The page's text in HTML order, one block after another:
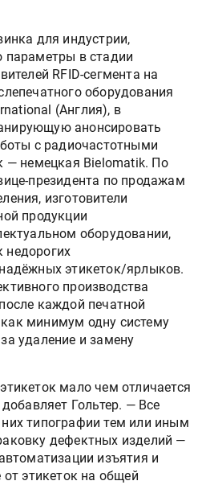
для индустрии,
параметры в стадии
RFID-сегмента на
оборудования
(Англия), в
анонсировать
с радиочастотными
— немецкая Bielomatik. По
президента по продажам
изготовители
продукции
оборудовании,
этикеток/ярлыков.
производства
каждой печатной
минимум одну систему
удаление и замену
мало чем отличается
Гольтер. — Все
типографии тем или иным
дефектных изделий —
изъятия и
этикеток на общей